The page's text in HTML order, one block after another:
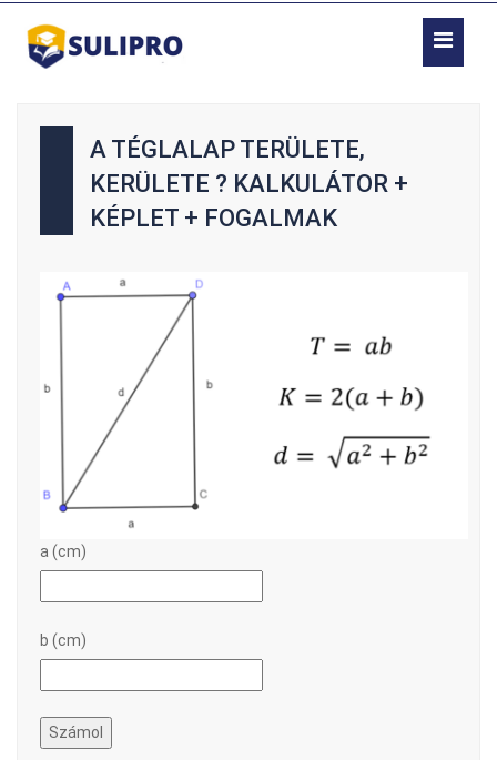
A TÉGLALAP TERÜLETE,
KERÜLETE ? KALKULÁTOR +
KÉPLET + FOGALMAK
a (cm)
b (cm)
Számol